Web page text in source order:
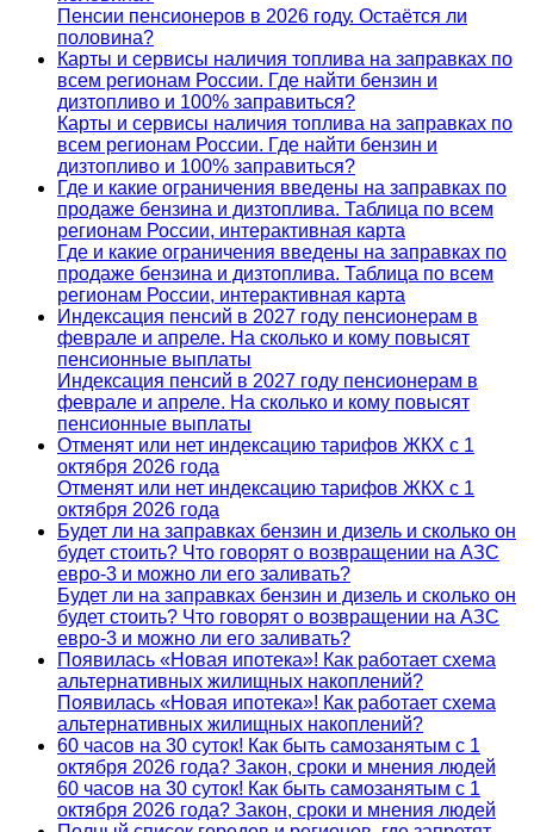
Пенсии пенсионеров в 2026 году. Остаётся ли
половина?
Карты и сервисы наличия топлива на заправках по
всем регионам России. Где найти бензин и
дизтопливо и 100% заправиться?
Карты и сервисы наличия топлива на заправках по
всем регионам России. Где найти бензин и
дизтопливо и 100% заправиться?
Где и какие ограничения введены на заправках по
продаже бензина и дизтоплива. Таблица по всем
регионам России, интерактивная карта
Где и какие ограничения введены на заправках по
продаже бензина и дизтоплива. Таблица по всем
регионам России, интерактивная карта
Индексация пенсий в 2027 году пенсионерам в
феврале и апреле. На сколько и кому повысят
пенсионные выплаты
Индексация пенсий в 2027 году пенсионерам в
феврале и апреле. На сколько и кому повысят
пенсионные выплаты
Отменят или нет индексацию тарифов ЖКХ с 1
октября 2026 года
Отменят или нет индексацию тарифов ЖКХ с 1
октября 2026 года
Будет ли на заправках бензин и дизель и сколько он
будет стоить? Что говорят о возвращении на АЗС
евро-3 и можно ли его заливать?
Будет ли на заправках бензин и дизель и сколько он
будет стоить? Что говорят о возвращении на АЗС
евро-3 и можно ли его заливать?
Появилась «Новая ипотека»! Как работает схема
альтернативных жилищных накоплений?
Появилась «Новая ипотека»! Как работает схема
альтернативных жилищных накоплений?
60 часов на 30 суток! Как быть самозанятым с 1
октября 2026 года? Закон, сроки и мнения людей
60 часов на 30 суток! Как быть самозанятым с 1
октября 2026 года? Закон, сроки и мнения людей